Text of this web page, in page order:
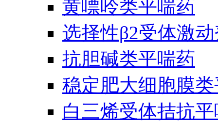
黄嘌呤类平喘药
选择性β2受体激
抗胆碱类平喘药
稳定肥大细胞膜
白三烯受体拮抗